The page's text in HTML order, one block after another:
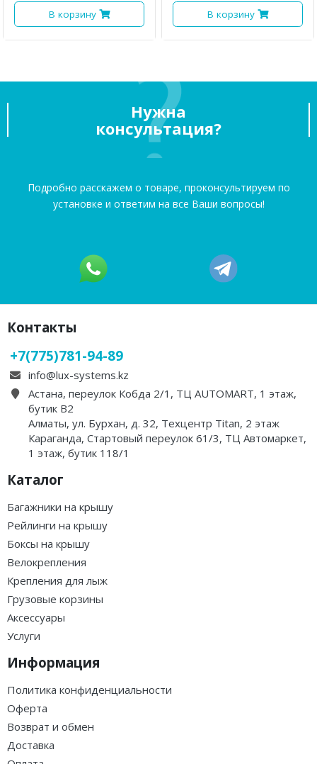
В корзину В корзину
Нужна
консультация?
Подробно расскажем о товаре, проконсультируем по
установке и ответим на все Ваши вопросы!
Контакты
+7(775)781-94-89
info@lux-systems.kz
Астана, переулок Кобда 2/1, ТЦ AUTOMART, 1 этаж,
бутик B2
Алматы, ул. Бурхан, д. 32, Техцентр Titan, 2 этаж
Караганда, Стартовый переулок 61/3, ТЦ Автомаркет,
1 этаж, бутик 118/1
Каталог
Багажники на крышу
Рейлинги на крышу
Боксы на крышу
Велокрепления
Крепления для лыж
Грузовые корзины
Аксессуары
Услуги
Информация
Политика конфиденциальности
Оферта
Возврат и обмен
Доставка